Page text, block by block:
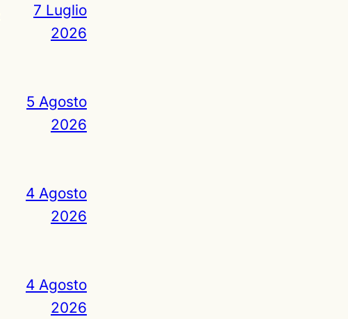
7 Luglio
2026
5 Agosto
2026
4 Agosto
2026
4 Agosto
2026